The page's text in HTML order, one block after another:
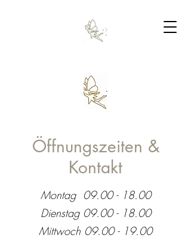
Öffnungszeiten &
Kontakt
Montag 09.00 - 18.00
Dienstag 09.00 - 18.00
Mittwoch 09.00 - 19.00